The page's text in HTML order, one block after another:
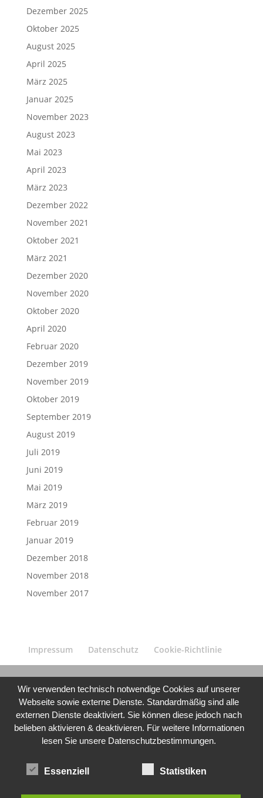
Dezember 2025
Oktober 2025
August 2025
April 2025
März 2025
Januar 2025
November 2023
August 2023
Mai 2023
April 2023
März 2023
Dezember 2022
November 2021
Oktober 2021
März 2021
Dezember 2020
November 2020
Oktober 2020
April 2020
Februar 2020
Dezember 2019
November 2019
Oktober 2019
September 2019
August 2019
Juli 2019
Juni 2019
Mai 2019
März 2019
Februar 2019
Januar 2019
Dezember 2018
November 2018
November 2017
Impressum Datenschutz Cookie-Richtlinie
Wir verwenden technisch notwendige Cookies auf unserer
Webseite sowie externe Dienste. Standardmäßig sind alle
externen Dienste deaktiviert. Sie können diese jedoch nach
belieben aktivieren & deaktivieren. Für weitere Informationen
lesen Sie unsere Datenschutzbestimmungen.
Essenziell Statistiken